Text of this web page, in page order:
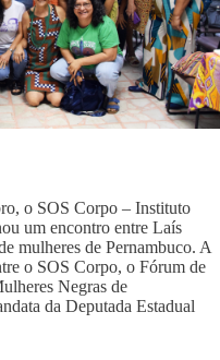
o SOS Corpo – Instituto
um encontro entre Laís
mulheres de Pernambuco. A
o SOS Corpo, o Fórum de
Negras de
da Deputada Estadual